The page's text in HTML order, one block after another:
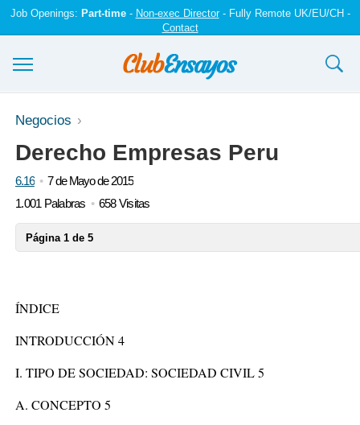
Job Openings: Part-time- Non-exec Director- Fully Remote UK/EU/CH -
Contact
Ensayos y trabajos
Registrarse
Iniciar sesión
Negocios
Derecho Empresas Peru
6.16
7 de Mayo de 2015
1.001 Palabras
658 Visitas
Página 1 de 5
ÍNDICE
INTRODUCCIÓN 4
I. TIPO DE SOCIEDAD: SOCIEDAD CIVIL 5
A. CONCEPTO 5